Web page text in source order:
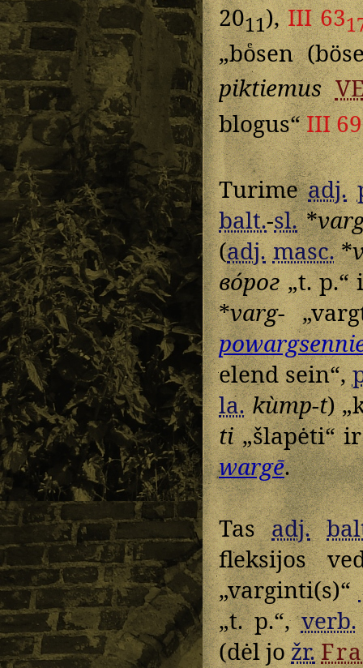
2011),III 63
„boͤsen
piktiemus
blogus“III 69
Turimeadj.
balt.-sl.*
(adj. masc.*
во́рог„t. p.“
*varg-
elend sein“,
la. kùmp-t)
ti„šlapėti“
wargē.
Tasadj.
fleksijos
„varginti(s)“
„t. p.“,verb.
(dėl jožr.